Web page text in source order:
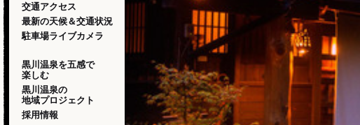
交通アクセス
最新の天候＆交通状況
駐車場ライブカメラ
黒川温泉を五感で
楽しむ
黒川温泉の
地域プロジェクト
採用情報